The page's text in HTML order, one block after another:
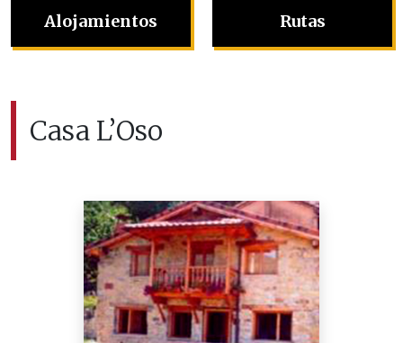
Alojamientos Rutas
Casa L’Oso